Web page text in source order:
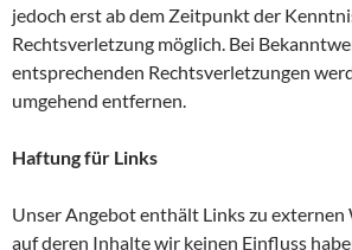
jedoch erst ab dem Zeitpunkt der
Rechtsverletzung möglich. Bei
entsprechenden Rechtsverletzungen
umgehend entfernen.
Haftung für Links
Unser Angebot enthält Links zu
auf deren Inhalte wir keinen Einfluss